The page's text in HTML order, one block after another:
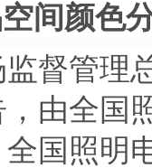
间颜色
管理总
，由全国
国照明